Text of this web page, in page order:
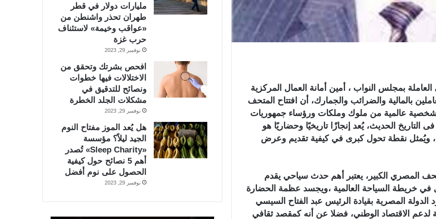
بمجلس النواب ، أمين أمانة العمال المركزية
بالمالية والضرائب والجمارك، أن افتتاح المتحف
الكبير، اليوم السبت، بحضور نحو 60 شخصية عالمية من ملوك وملكات ورؤساء جمهوريات
الحديث، يُعد إنجازًا تاريخيًا وحضاريًا هو
ويُمثل نقطة تحول كبرى في كيفية تقديم وعرض
المصري الكبير، يعتبر أهم حدث سياحي يقدم
خريطة السياحة العالمية ،ويجسد عظمة الحضارة
المصرية بقيادة الرئيس عبد الفتاح السيسي
الاقتصاد الوطني، فضلا عن أنه كمقصد ثقافي
مليارات دولار في قطر
طهران تحذر واشنطن من
«عواقب وخيمة» لاستئناف
حرب غزة
نوفمبر 29, 2023
افحص بشرتك وتحقق من
الاختلالات فيها خطوات
ونصائح للتدقيق في
مشكلات الجلد الخطرة
نوفمبر 29, 2023
هل يُعد الموز مفتاح النوم
الجيد ليلاً؟ مؤسسة
«Sleep Charity» تُصدر
أهم 5 نصائح حول كيفية
الحصول على نوم أفضل
نوفمبر 29, 2023